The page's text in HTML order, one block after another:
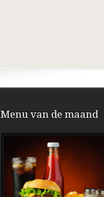
Menu van de maand